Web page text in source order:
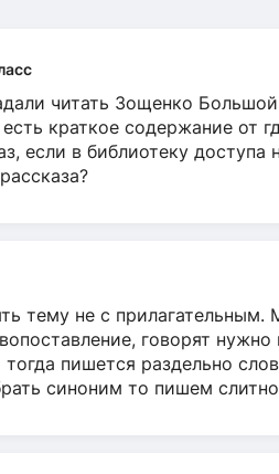
читать Зощенко
есть краткое содержание от
если в библиотеку доступа
тему не с прилагательным.
говорят
пишется раздельно
синоним то пишем